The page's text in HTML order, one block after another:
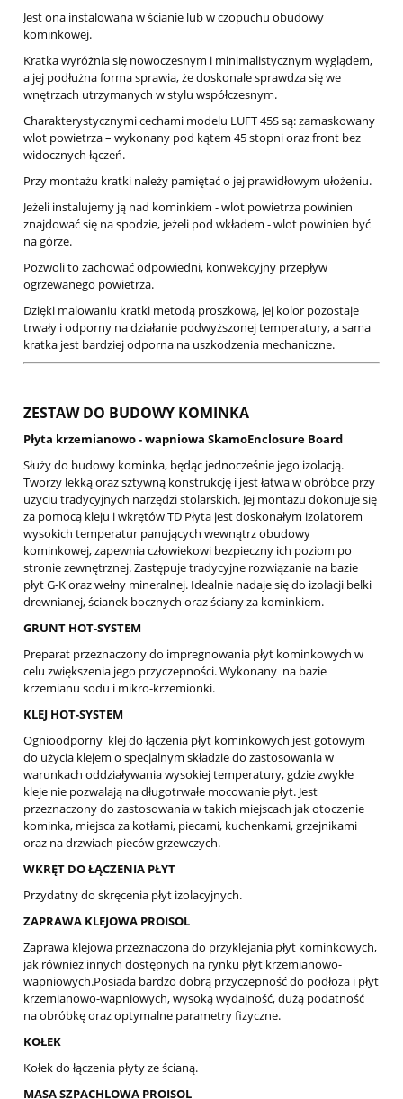
Jest ona instalowana w ścianie lub w czopuchu obudowy
kominkowej.
Kratka wyróżnia się nowoczesnym i minimalistycznym wyglądem,
a jej podłużna forma sprawia, że doskonale sprawdza się we
wnętrzach utrzymanych w stylu współczesnym.
Charakterystycznymi cechami modelu LUFT 45S są: zamaskowany
wlot powietrza – wykonany pod kątem 45 stopni oraz front bez
widocznych łączeń.
Przy montażu kratki należy pamiętać o jej prawidłowym ułożeniu.
Jeżeli instalujemy ją nad kominkiem - wlot powietrza powinien
znajdować się na spodzie, jeżeli pod wkładem - wlot powinien być
na górze.
Pozwoli to zachować odpowiedni, konwekcyjny przepływ
ogrzewanego powietrza.
Dzięki malowaniu kratki metodą proszkową, jej kolor pozostaje
trwały i odporny na działanie podwyższonej temperatury, a sama
kratka jest bardziej odporna na uszkodzenia mechaniczne.
ZESTAW DO BUDOWY KOMINKA
Płyta krzemianowo - wapniowa SkamoEnclosure Board
Służy do budowy kominka, będąc jednocześnie jego izolacją.
Tworzy lekką oraz sztywną konstrukcję i jest łatwa w obróbce przy
użyciu tradycyjnych narzędzi stolarskich. Jej montażu dokonuje się
za pomocą kleju i wkrętów TD Płyta jest doskonałym izolatorem
wysokich temperatur panujących wewnątrz obudowy
kominkowej, zapewnia człowiekowi bezpieczny ich poziom po
stronie zewnętrznej. Zastępuje tradycyjne rozwiązanie na bazie
płyt G-K oraz wełny mineralnej. Idealnie nadaje się do izolacji belki
drewnianej, ścianek bocznych oraz ściany za kominkiem.
GRUNT HOT-SYSTEM
Preparat przeznaczony do impregnowania płyt kominkowych w
celu zwiększenia jego przyczepności. Wykonany na bazie
krzemianu sodu i mikro-krzemionki.
KLEJ HOT-SYSTEM
Ognioodporny klej do łączenia płyt kominkowych jest gotowym
do użycia klejem o specjalnym składzie do zastosowania w
warunkach oddziaływania wysokiej temperatury, gdzie zwykłe
kleje nie pozwalają na długotrwałe mocowanie płyt. Jest
przeznaczony do zastosowania w takich miejscach jak otoczenie
kominka, miejsca za kotłami, piecami, kuchenkami, grzejnikami
oraz na drzwiach pieców grzewczych.
WKRĘT DO ŁĄCZENIA PŁYT
Przydatny do skręcenia płyt izolacyjnych.
ZAPRAWA KLEJOWA PROISOL
Zaprawa klejowa przeznaczona do przyklejania płyt kominkowych,
jak również innych dostępnych na rynku płyt krzemianowo-
wapniowych.Posiada bardzo dobrą przyczepność do podłoża i płyt
krzemianowo-wapniowych, wysoką wydajność, dużą podatność
na obróbkę oraz optymalne parametry fizyczne.
KOŁEK
Kołek do łączenia płyty ze ścianą.
MASA SZPACHLOWA PROISOL